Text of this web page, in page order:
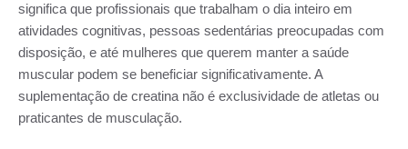
significa que profissionais que trabalham o dia inteiro em
atividades cognitivas, pessoas sedentárias preocupadas com
disposição, e até mulheres que querem manter a saúde
muscular podem se beneficiar significativamente. A
suplementação de creatina não é exclusividade de atletas ou
praticantes de musculação.